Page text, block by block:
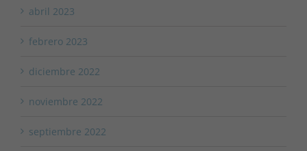
abril 2023
febrero 2023
diciembre 2022
noviembre 2022
septiembre 2022